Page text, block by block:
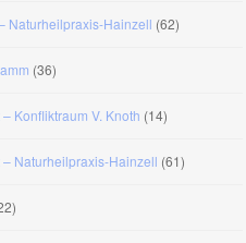
Naturheilpraxis-Hainzell (62)
(36)
Konfliktraum V. Knoth (14)
Naturheilpraxis-Hainzell (61)